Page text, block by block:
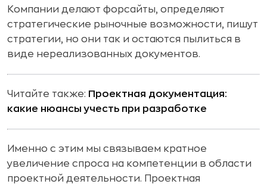
Компании делают форсайты, определяют
стратегические рыночные возможности, пишут
стратегии, но они так и остаются пылиться в
виде нереализованных документов.
Читайте также: Проектная документация:
какие нюансы учесть при разработке
Именно с этим мы связываем кратное
увеличение спроса на компетенции в области
проектной деятельности. Проектная